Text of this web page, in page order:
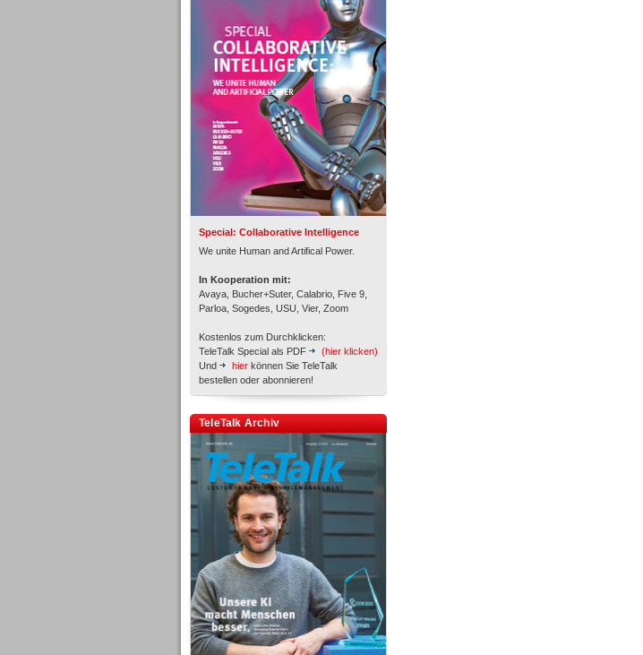
Special: Collaborative Intelligence
We unite Human and Artifical Power.
In Kooperation mit:
Avaya, Bucher+Suter, Calabrio, Five 9,
Parloa, Sogedes, USU, Vier, Zoom
Kostenlos zum Durchklicken:
TeleTalk Special als PDF
(hier klicken)
Und
hier können Sie TeleTalk
bestellen oder abonnieren!
TeleTalk Archiv
Personal
Inbound
Inbound
Inbound